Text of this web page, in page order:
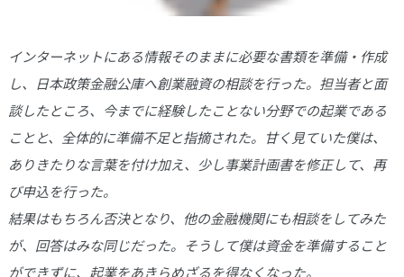
インターネットにある情報そのままに必要な書類を準備・作成
し、日本政策金融公庫へ創業融資の相談を行った。担当者と面
談したところ、今までに経験したことない分野での起業である
ことと、全体的に準備不足と指摘された。甘く見ていた僕は、
ありきたりな言葉を付け加え、少し事業計画書を修正して、再
び申込を行った。
結果はもちろん否決となり、他の金融機関にも相談をしてみた
が、回答はみな同じだった。そうして僕は資金を準備すること
ができずに、起業をあきらめざるを得なくなった。